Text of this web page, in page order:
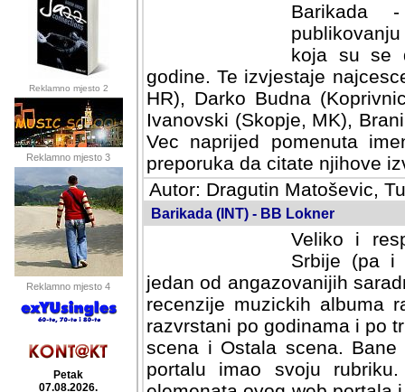
Reklamno mjesto 2
Reklamno mjesto 3
Reklamno mjesto 4
Petak
07.08.2026.
Barikada
koja su se
godine. Te izvjestaje
HR), Darko Budna
Ivanovski (Skopje, MK),
Vec naprijed pomenuta
preporuka da citate njihove
Autor: Dragutin Matoševic,
Barikada (INT) - BB Lokner
Veliko i
Srbije (pa i
jedan od angazovanijih
recenzije muzickih albuma
razvrstani po godinama i po
scena i Ostala scena.
portalu imao svoju